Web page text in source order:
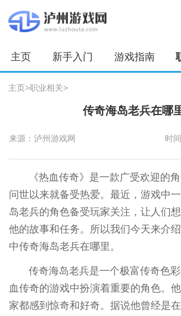
主页 新手入门 游戏指南
主页>职业相关>
传奇海岛老兵在哪
来源：泸州游戏网 时
《热血传奇》是一款广受欢迎的
问世以来就备受热爱。最近，游戏中
岛老兵的角色备受玩家关注，让人们
他的故事和任务。所以我们今天来介
中传奇海岛老兵在哪里。
传奇海岛老兵是一个极富传奇色
血传奇的游戏中扮演着重要的角色。
家都感到惊奇和好奇。据说他曾经是